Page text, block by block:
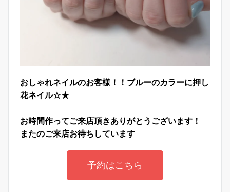
おしゃれネイルのお客様！！ブルーのカラーに押し
花ネイル☆★
お時間作ってご来店頂きありがとうございます！
またのご来店お待ちしています
予約はこちら